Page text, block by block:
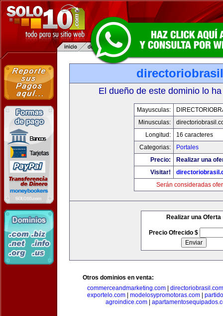
El dueño de este dominio lo
Mayusculas:
Minusculas:
Longitud:
16 caracteres
Categorias:
Portales
Precio:
Realizar una
Visitar!
Serán consideradas
Realizar una Oferta
Precio Ofrecido $
Otros dominios en venta:
commerceandmarketing.com| directoriobrasil.com
exportelo.com
modelosypromotoras.com
agroindice.com